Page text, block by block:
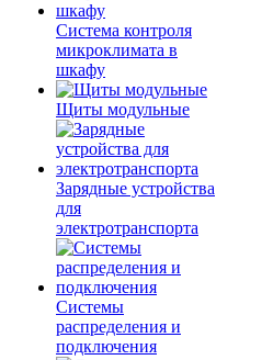
Система контроля
микроклимата в
шкафу
Щиты модульные
Зарядные устройства
для
электротранспорта
Системы
распределения и
подключения